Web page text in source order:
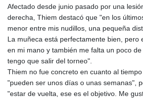
Afectado desde junio pasado por una
derecha, Thiem destacó que "en los
menor entre mis nudillos, una pequeña
La muñeca está perfectamente bien, pero
en mi mano y también me falta un poco
tengo que salir del torneo".
Thiem no fue concreto en cuanto al tiempo
"pueden ser unos días o unas semanas",
"estar de vuelta, ese es el objetivo. Me